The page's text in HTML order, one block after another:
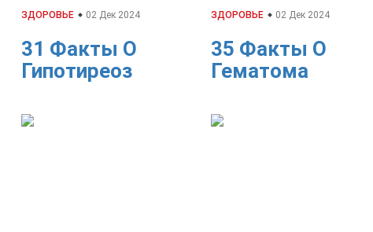
ЗДОРОВЬЕ 02 Дек 2024
31 Факты О
Гипотиреоз
ЗДОРОВЬЕ 02 Дек 2024
35 Факты О
Гематома